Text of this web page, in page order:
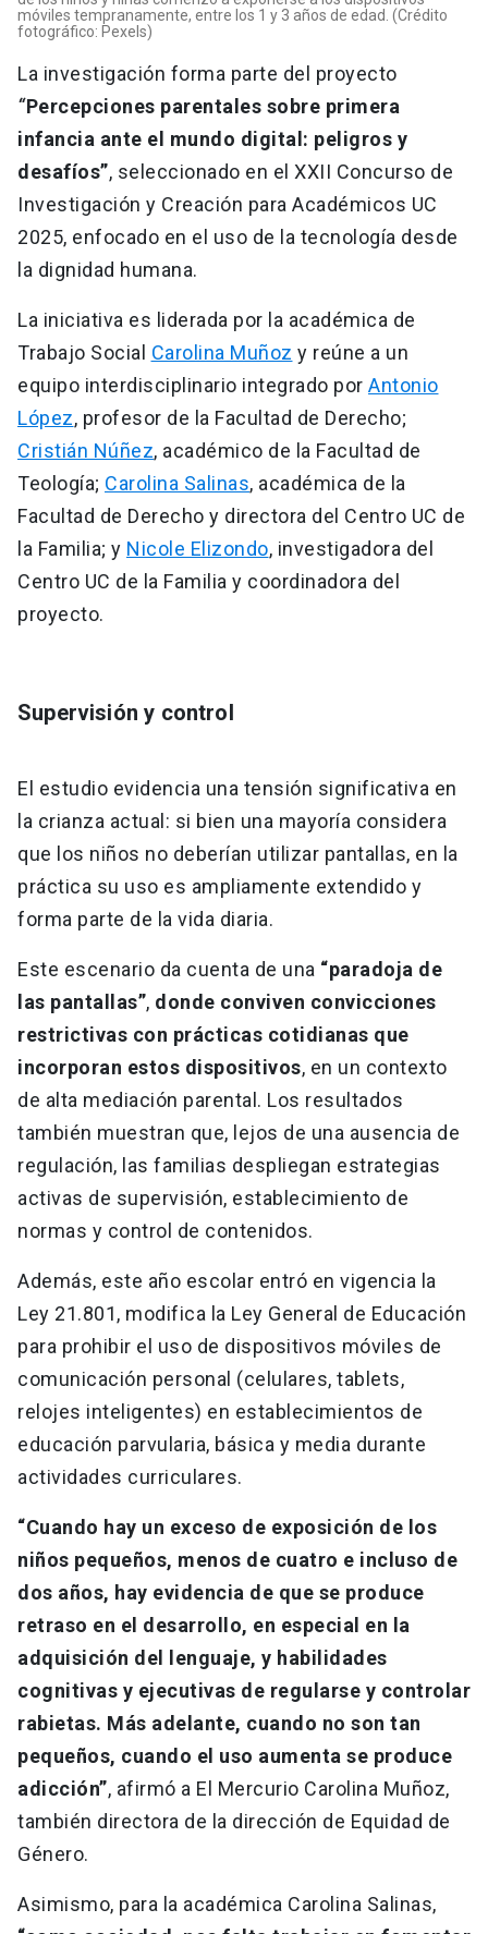
móviles tempranamente, entre los 1 y 3 años de edad. (Crédito
fotográfico: Pexels)
La investigación forma parte del proyecto
“Percepciones parentales sobre primera
infancia ante el mundo digital: peligros y
desafíos”, seleccionado en el XXII Concurso de
Investigación y Creación para Académicos UC
2025, enfocado en el uso de la tecnología desde
la dignidad humana.
La iniciativa es liderada por la académica de
Trabajo Social Carolina Muñoz y reúne a un
equipo interdisciplinario integrado por Antonio
López, profesor de la Facultad de Derecho;
Cristián Núñez, académico de la Facultad de
Teología; Carolina Salinas, académica de la
Facultad de Derecho y directora del Centro UC de
la Familia; y Nicole Elizondo, investigadora del
Centro UC de la Familia y coordinadora del
proyecto.
Supervisión y control
El estudio evidencia una tensión significativa en
la crianza actual: si bien una mayoría considera
que los niños no deberían utilizar pantallas, en la
práctica su uso es ampliamente extendido y
forma parte de la vida diaria.
Este escenario da cuenta de una “paradoja de
las pantallas”, donde conviven convicciones
restrictivas con prácticas cotidianas que
incorporan estos dispositivos, en un contexto
de alta mediación parental. Los resultados
también muestran que, lejos de una ausencia de
regulación, las familias despliegan estrategias
activas de supervisión, establecimiento de
normas y control de contenidos.
Además, este año escolar entró en vigencia la
Ley 21.801, modifica la Ley General de Educación
para prohibir el uso de dispositivos móviles de
comunicación personal (celulares, tablets,
relojes inteligentes) en establecimientos de
educación parvularia, básica y media durante
actividades curriculares.
“Cuando hay un exceso de exposición de los
niños pequeños, menos de cuatro e incluso de
dos años, hay evidencia de que se produce
retraso en el desarrollo, en especial en la
adquisición del lenguaje, y habilidades
cognitivas y ejecutivas de regularse y controlar
rabietas. Más adelante, cuando no son tan
pequeños, cuando el uso aumenta se produce
adicción”, afirmó a El Mercurio Carolina Muñoz,
también directora de la dirección de Equidad de
Género.
Asimismo, para la académica Carolina Salinas,